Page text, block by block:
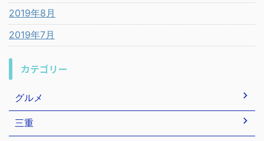
2019年8月
2019年7月
カテゴリー
グルメ
三重